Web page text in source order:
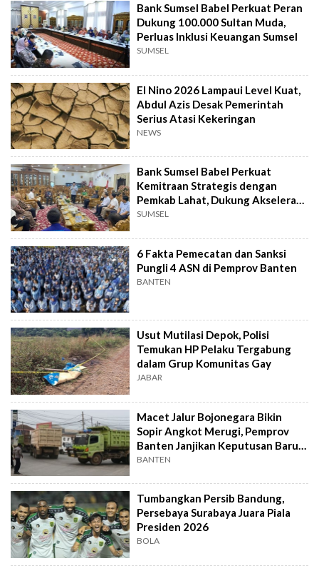
Bank Sumsel Babel Perkuat Peran
Dukung 100.000 Sultan Muda,
Perluas Inklusi Keuangan Sumsel
SUMSEL
El Nino 2026 Lampaui Level Kuat,
Abdul Azis Desak Pemerintah
Serius Atasi Kekeringan
NEWS
Bank Sumsel Babel Perkuat
Kemitraan Strategis dengan
Pemkab Lahat, Dukung Akselerasi
Ekonomi Daerah
SUMSEL
6 Fakta Pemecatan dan Sanksi
Pungli 4 ASN di Pemprov Banten
BANTEN
Usut Mutilasi Depok, Polisi
Temukan HP Pelaku Tergabung
dalam Grup Komunitas Gay
JABAR
Macet Jalur Bojonegara Bikin
Sopir Angkot Merugi, Pemprov
Banten Janjikan Keputusan Baru 4
Hari Lagi
BANTEN
Tumbangkan Persib Bandung,
Persebaya Surabaya Juara Piala
Presiden 2026
BOLA